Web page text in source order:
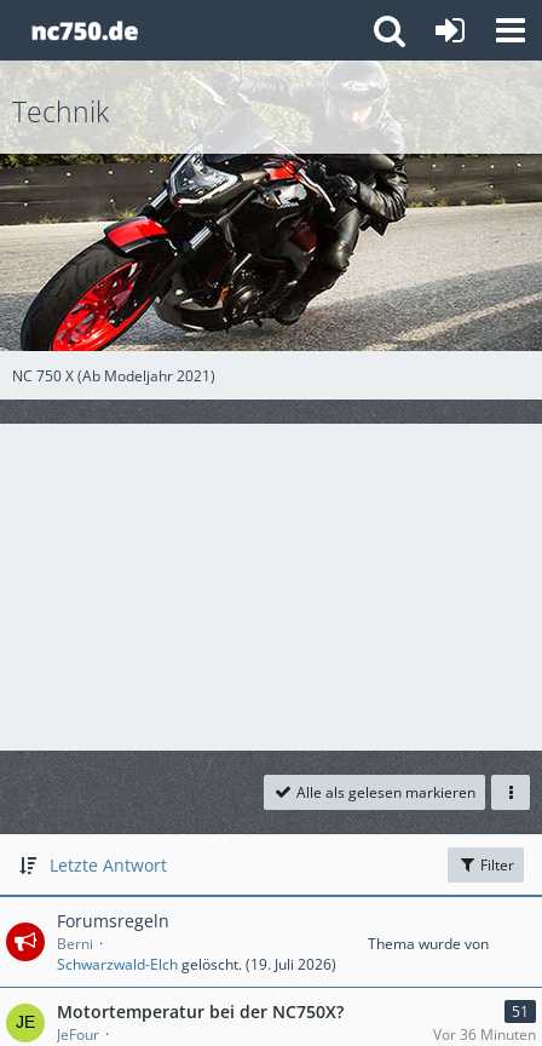
NC 750 X (Ab Modeljahr 2021)
Technik
Alle als gelesen markieren
Letzte Antwort Filter
Forumsregeln
Berni
Thema wurde von
Schwarzwald-Elchgelöscht. (19. Juli 2026)
Motortemperatur bei der NC750X?
51
JeFour
Vor 36 Minuten